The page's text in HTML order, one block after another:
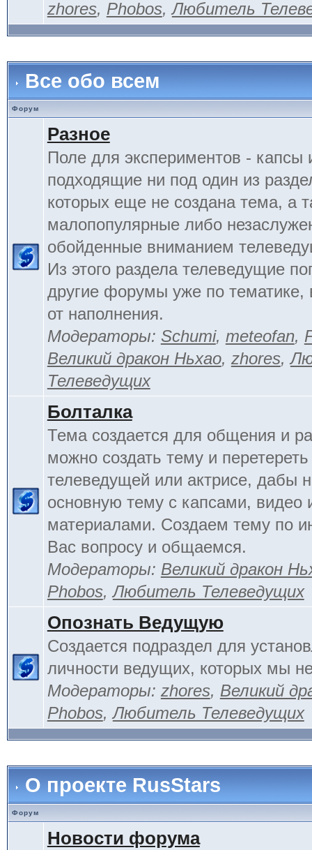
zhores, Phobos,Любитель
Все обо всем
Форум
Разное
Поле для экспериментов - капсы
подходящие ни под один из
которых еще не создана тема, а
малопопулярные либо
обойденные вниманием
Из этого раздела телеведущие
другие форумы уже по тематике,
от наполнения.
Модераторы: Schumi, meteofan,
Великий дракон Ньхао, zhores,
Телеведущих
Болталка
Тема создается для общения и
можно создать тему и перетереть
телеведущей или актрисе, дабы
основную тему с капсами, видео
материалами. Создаем тему по
Вас вопросу и общаемся.
Модераторы: Великий дракон
Phobos,Любитель Телеведущих
Опознать Ведущую
Создается подраздел для
личности ведущих, которых мы
Модераторы: zhores, Великий
Phobos,Любитель Телеведущих
О проекте RusStars
Форум
Новости форума